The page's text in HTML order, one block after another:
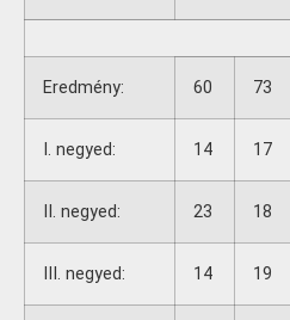
Eredmény: 60 73
I. negyed: 14 17
II. negyed: 23 18
III. negyed: 14 19